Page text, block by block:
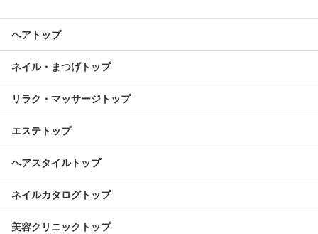
ヘアトップ
ネイル・まつげトップ
リラク・マッサージトップ
エステトップ
ヘアスタイルトップ
ネイルカタログトップ
美容クリニックトップ